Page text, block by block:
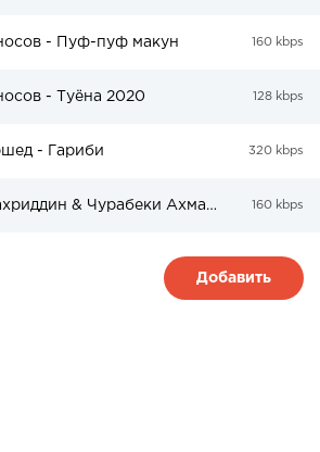
- Пуф-пуф макун 160 kbps
- Туёна 2020 128 kbps
- Гариби 320 kbps
Ахлиддини Фахриддин & Чурабеки Ахмадчон - Гариби 160 kbps
Добавить